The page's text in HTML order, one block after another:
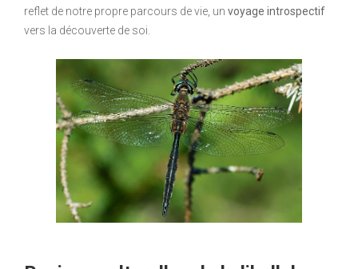
reflet de notre propre parcours de vie, un voyage introspectif
vers la découverte de soi.